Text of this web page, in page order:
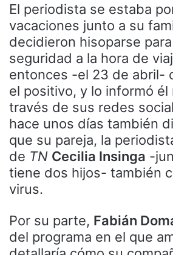
El periodista se estaba
vacaciones junto a su
decidieron hisoparse
seguridad a la hora de
entonces -el 23 de abril-
el positivo, y lo informó él
través de sus redes
hace unos días también
que su pareja, la
de TN Cecilia Insinga -
tiene dos hijos- también
virus.
Por su parte, Fabián
del programa en el que